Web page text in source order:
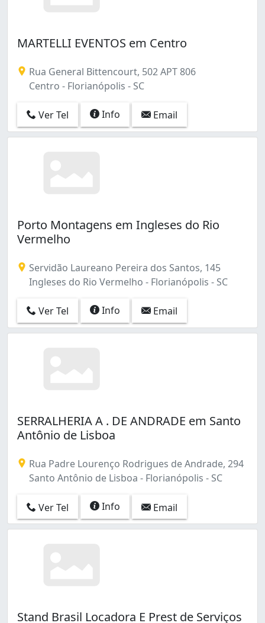
MARTELLI EVENTOS em Centro
Rua General Bittencourt, 502 APT 806
Centro - Florianópolis - SC
Ver Tel Info Email
Porto Montagens em Ingleses do Rio
Vermelho
Servidão Laureano Pereira dos Santos, 145
Ingleses do Rio Vermelho - Florianópolis - SC
Ver Tel Info Email
SERRALHERIA A . DE ANDRADE em Santo
Antônio de Lisboa
Rua Padre Lourenço Rodrigues de Andrade, 294
Santo Antônio de Lisboa - Florianópolis - SC
Ver Tel Info Email
Stand Brasil Locadora E Prest de Serviços